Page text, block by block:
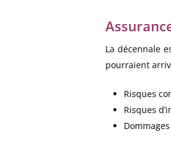
La décennale
pourraient
Risques
Risques